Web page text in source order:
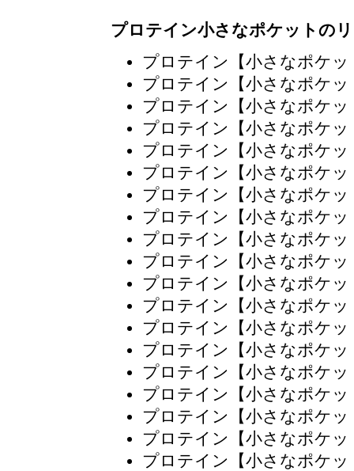
プロテイン小さなポケットの
プロテイン【小さなポケ
プロテイン【小さなポケ
プロテイン【小さなポケ
プロテイン【小さなポケ
プロテイン【小さなポケ
プロテイン【小さなポケ
プロテイン【小さなポケ
プロテイン【小さなポケ
プロテイン【小さなポケ
プロテイン【小さなポケ
プロテイン【小さなポケ
プロテイン【小さなポケ
プロテイン【小さなポケ
プロテイン【小さなポケ
プロテイン【小さなポケ
プロテイン【小さなポケ
プロテイン【小さなポケ
プロテイン【小さなポケ
プロテイン【小さなポケ